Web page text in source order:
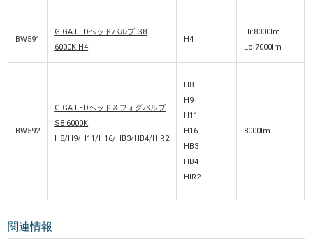
BW591
GIGA LEDヘッドバルブ S8
6000K H4
H4
Hi:8000lm
Lo:7000lm
BW592
GIGA LEDヘッド＆フォグバルブ
S8 6000K
H8/H9/H11/H16/HB3/HB4/HIR2
H8
H9
H11
H16
HB3
HB4
HIR2
8000lm
関連情報